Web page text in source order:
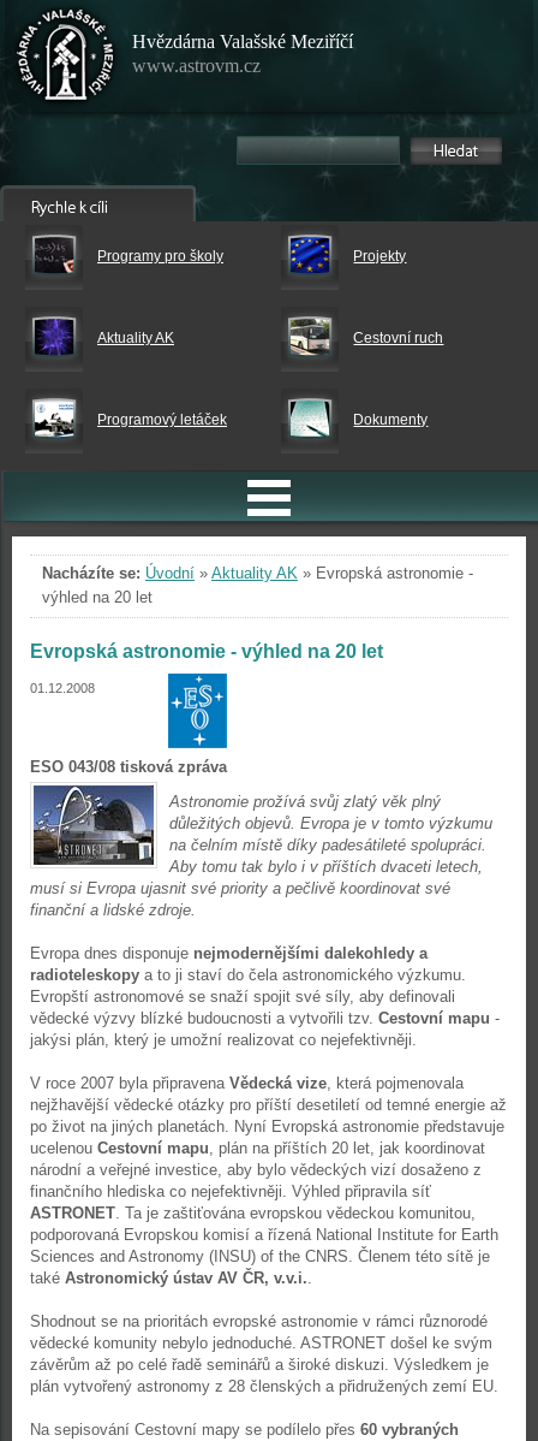
Hvězdárna Valašské Meziříčí
www.astrovm.cz
Programy pro školy Projekty
Aktuality AK Cestovní ruch
Programový letáček Dokumenty
Nacházíte se: Úvodní » Aktuality AK » Evropská astronomie -
výhled na 20 let
Evropská astronomie - výhled na 20 let
01.12.2008
ESO 043/08 tisková zpráva
Astronomie prožívá svůj zlatý věk plný
důležitých objevů. Evropa je v tomto výzkumu
na čelním místě díky padesátileté spolupráci.
Aby tomu tak bylo i v příštích dvaceti letech,
musí si Evropa ujasnit své priority a pečlivě koordinovat své
finanční a lidské zdroje.
Evropa dnes disponuje nejmodernějšími dalekohledy a
radioteleskopy a to ji staví do čela astronomického výzkumu.
Evropští astronomové se snaží spojit své síly, aby definovali
vědecké výzvy blízké budoucnosti a vytvořili tzv. Cestovní mapu -
jakýsi plán, který je umožní realizovat co nejefektivněji.
V roce 2007 byla připravena Vědecká vize, která pojmenovala
nejžhavější vědecké otázky pro příští desetiletí od temné energie až
po život na jiných planetách. Nyní Evropská astronomie představuje
ucelenou Cestovní mapu, plán na příštích 20 let, jak koordinovat
národní a veřejné investice, aby bylo vědeckých vizí dosaženo z
finančního hlediska co nejefektivněji. Výhled připravila síť
ASTRONET. Ta je zaštiťována evropskou vědeckou komunitou,
podporovaná Evropskou komisí a řízená National Institute for Earth
Sciences and Astronomy (INSU) of the CNRS. Členem této sítě je
také Astronomický ústav AV ČR, v.v.i..
Shodnout se na prioritách evropské astronomie v rámci různorodé
vědecké komunity nebylo jednoduché. ASTRONET došel ke svým
závěrům až po celé řadě seminářů a široké diskuzi. Výsledkem je
plán vytvořený astronomy z 28 členských a přidružených zemí EU.
Na sepisování Cestovní mapy se podílelo přes 60 vybraných